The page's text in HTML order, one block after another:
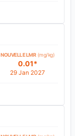
NOUVELLE LMR (mg/kg)
0.01*
29 Jan 2027